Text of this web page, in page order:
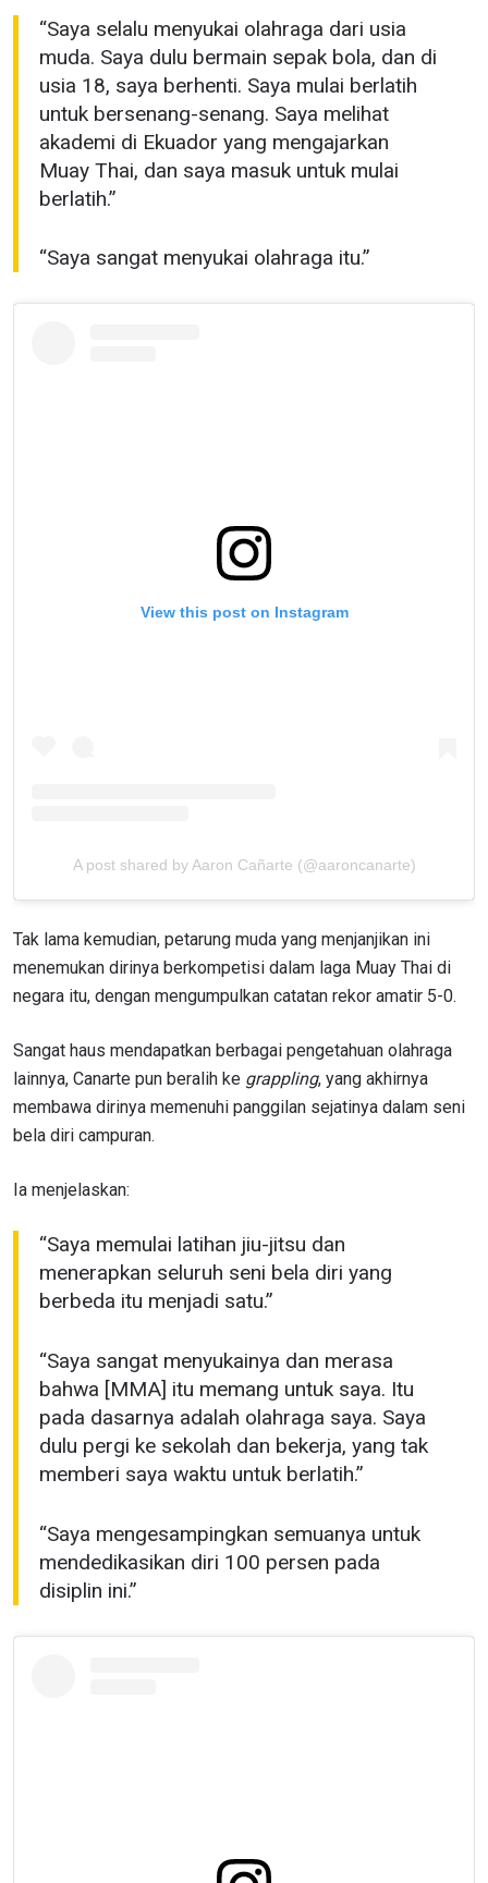
“Saya selalu menyukai olahraga dari usia
muda. Saya dulu bermain sepak bola, dan di
usia 18, saya berhenti. Saya mulai berlatih
untuk bersenang-senang. Saya melihat
akademi di Ekuador yang mengajarkan
Muay Thai, dan saya masuk untuk mulai
berlatih.”
“Saya sangat menyukai olahraga itu.”
View this post on Instagram
A post shared by Aaron Cañarte (@aaroncanarte)
Tak lama kemudian, petarung muda yang menjanjikan ini
menemukan dirinya berkompetisi dalam laga Muay Thai di
negara itu, dengan mengumpulkan catatan rekor amatir 5-0.
Sangat haus mendapatkan berbagai pengetahuan olahraga
lainnya, Canarte pun beralih ke grappling, yang akhirnya
membawa dirinya memenuhi panggilan sejatinya dalam seni
bela diri campuran.
Ia menjelaskan:
“Saya memulai latihan jiu-jitsu dan
menerapkan seluruh seni bela diri yang
berbeda itu menjadi satu.”
“Saya sangat menyukainya dan merasa
bahwa [MMA] itu memang untuk saya. Itu
pada dasarnya adalah olahraga saya. Saya
dulu pergi ke sekolah dan bekerja, yang tak
memberi saya waktu untuk berlatih.”
“Saya mengesampingkan semuanya untuk
mendedikasikan diri 100 persen pada
disiplin ini.”